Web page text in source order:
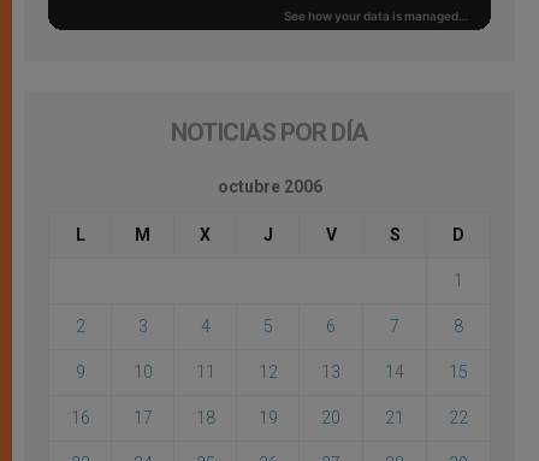
NOTICIAS POR DÍA
octubre 2006
L M X J V S D
1
2 3 4 5 6 7 8
9 10 11 12 13 14 15
16 17 18 19 20 21 22